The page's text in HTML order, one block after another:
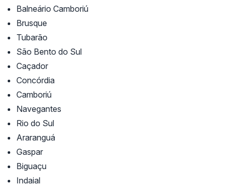
Balneário Camboriú
Brusque
Tubarão
São Bento do Sul
Caçador
Concórdia
Camboriú
Navegantes
Rio do Sul
Araranguá
Gaspar
Biguaçu
Indaial